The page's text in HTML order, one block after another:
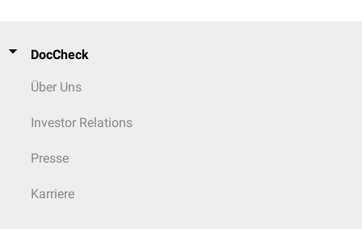
DocCheck
Über Uns
Investor Relations
Presse
Karriere